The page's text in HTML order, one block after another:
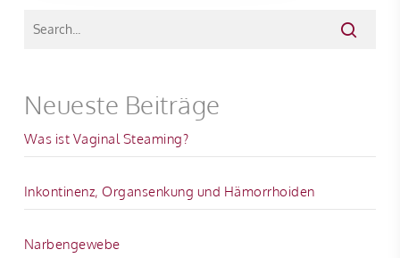
Neueste Beiträge
Was ist Vaginal Steaming?
Inkontinenz, Organsenkung und Hämorrhoiden
Narbengewebe